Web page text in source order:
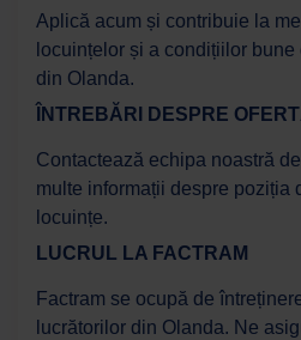
Aplică acum și contribuie la
locuințelor și a condițiilor
din Olanda.
ÎNTREBĂRI DESPRE
Contactează echipa noastră
multe informații despre poziția
locuințe.
LUCRUL LA FACTRAM
Factram se ocupă de
lucrătorilor din Olanda. Ne